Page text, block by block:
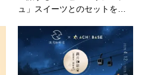
ュ」スイーツとのセットを…